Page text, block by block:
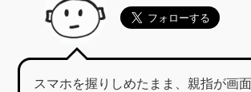
スマホを握りしめたまま、親指が画